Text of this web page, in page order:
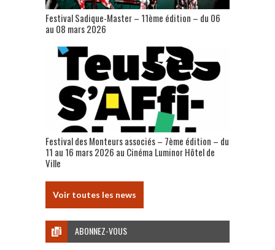
Festival Sadique-Master – 11ème édition – du 06
au 08 mars 2026
Festival des Monteurs associés – 7ème édition – du
11 au 16 mars 2026 au Cinéma Luminor Hôtel de
Ville
Voir toutes les news
ABONNEZ-VOUS